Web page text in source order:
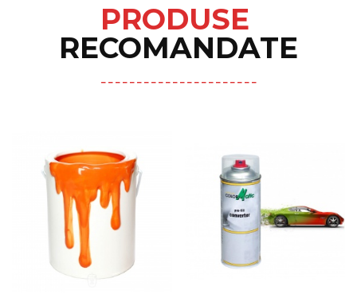
PRODUSE
RECOMANDATE